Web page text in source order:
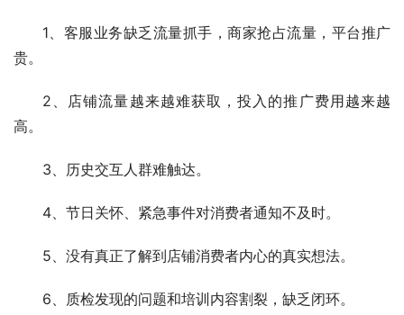
1、客服业务缺乏流量抓手，商家抢占流量，平台推广
贵。
2、店铺流量越来越难获取，投入的推广费用越来越
高。
3、历史交互人群难触达。
4、节日关怀、紧急事件对消费者通知不及时。
5、没有真正了解到店铺消费者内心的真实想法。
6、质检发现的问题和培训内容割裂，缺乏闭环。